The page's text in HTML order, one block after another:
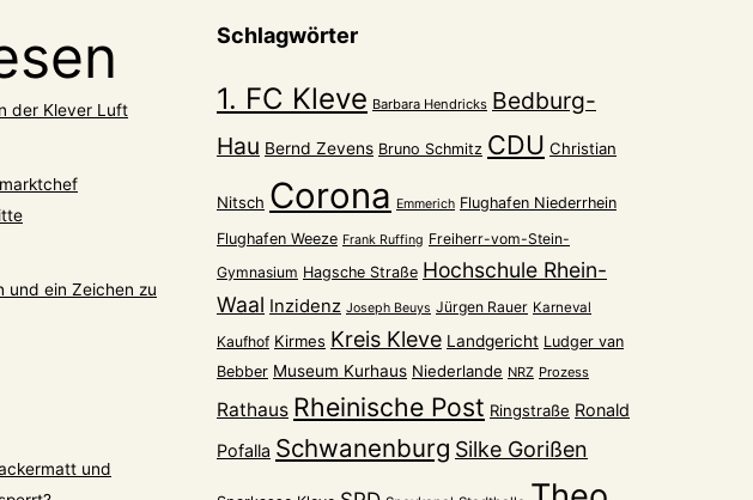
der Klever Luft
und ein Zeichen zu
und
Schlagwörter
1. FC Kleve Barbara Hendricks Bedburg-
Hau Bernd Zevens Bruno Schmitz CDU Christian
Nitsch Corona Emmerich Flughafen Niederrhein
Flughafen Weeze Frank Ruffing Freiherr-vom-Stein-
Gymnasium Hagsche Straße Hochschule Rhein-
Waal Inzidenz Joseph Beuys Jürgen Rauer Karneval
Kaufhof Kirmes Kreis Kleve Landgericht Ludger van
Bebber Museum Kurhaus Niederlande NRZ Prozess
Rathaus Rheinische Post Ringstraße Ronald
Pofalla Schwanenburg Silke Gorißen